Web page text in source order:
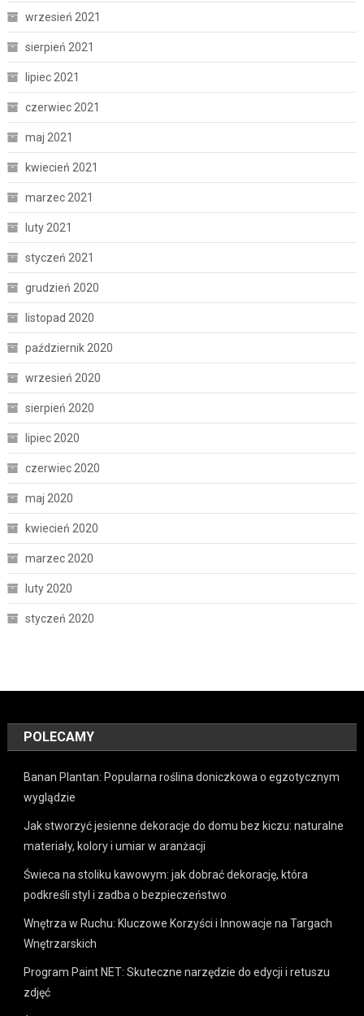
wrzesień 2021
sierpień 2021
lipiec 2021
czerwiec 2021
maj 2021
kwiecień 2021
marzec 2021
luty 2021
styczeń 2021
grudzień 2020
listopad 2020
październik 2020
wrzesień 2020
sierpień 2020
lipiec 2020
czerwiec 2020
maj 2020
kwiecień 2020
marzec 2020
luty 2020
styczeń 2020
POLECAMY
Banan Plantan: Popularna roślina doniczkowa o egzotycznym
wyglądzie
Jak stworzyć jesienne dekoracje do domu bez kiczu: naturalne
materiały, kolory i umiar w aranżacji
Świeca na stoliku kawowym: jak dobrać dekorację, która
podkreśli styl i zadba o bezpieczeństwo
Wnętrza w Ruchu: Kluczowe Korzyści i Innowacje na Targach
Wnętrzarskich
Program Paint NET: Skuteczne narzędzie do edycji i retuszu
zdjęć